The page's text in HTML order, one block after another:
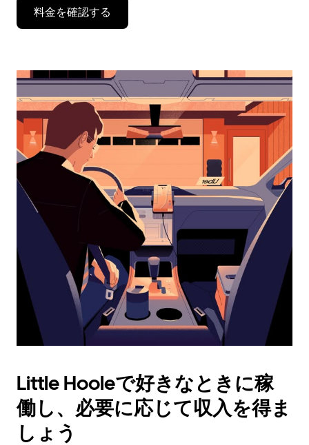
で
ン
ダ
ー
を
操
作
し、
を
選
択
す。
ン
で
カ
レ
ン
料金を確認する
Little Hooleで好きなときに稼
働し、必要に応じて収入を得ま
しょう